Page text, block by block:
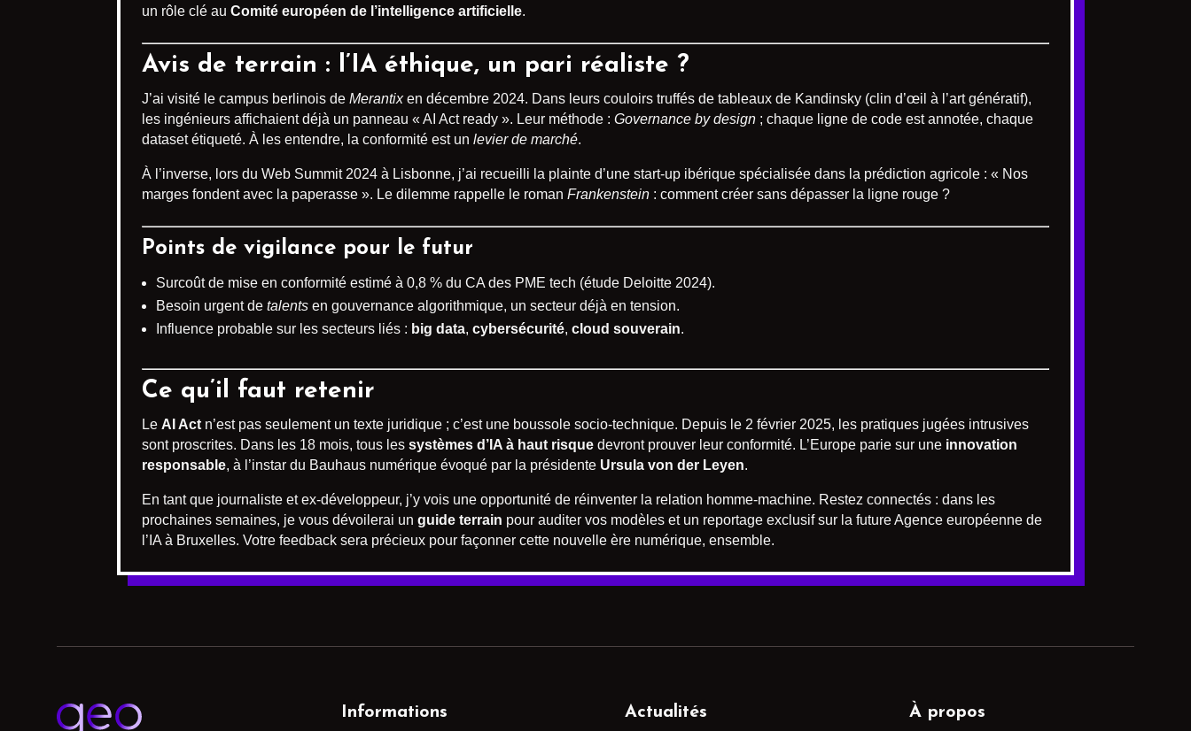
un rôle clé au Comité européen de l’intelligence artificielle.
Avis de terrain : l’IA éthique, un pari réaliste ?
J’ai visité le campus berlinois de Merantixen décembre 2024. Dans leurs couloirs truffés de tableaux de Kandinsky (clin d’œil à l’art génératif),
les ingénieurs affichaient déjà un panneau « AI Act ready ». Leur méthode : Governance by design ; chaque ligne de code est annotée, chaque
dataset étiqueté. À les entendre, la conformité est un levier de marché.
À l’inverse, lors du Web Summit 2024 à Lisbonne, j’ai recueilli la plainte d’une start-up ibérique spécialisée dans la prédiction agricole : « Nos
marges fondent avec la paperasse ». Le dilemme rappelle le roman Frankenstein : comment créer sans dépasser la ligne rouge ?
Points de vigilance pour le futur
Surcoût de mise en conformité estimé à 0,8 % du CA des PME tech (étude Deloitte 2024).
Besoin urgent de talents en gouvernance algorithmique, un secteur déjà en tension.
Influence probable sur les secteurs liés : big data, cybersécurité, cloud souverain.
Ce qu’il faut retenir
Le AI Act n’est pas seulement un texte juridique ; c’est une boussole socio-technique. Depuis le 2 février 2025, les pratiques jugées intrusives
sont proscrites. Dans les 18 mois, tous les systèmes d’IA à haut risque devront prouver leur conformité. L’Europe parie sur une innovation
responsable, à l’instar du Bauhaus numérique évoqué par la présidente Ursula von der Leyen.
En tant que journaliste et ex-développeur, j’y vois une opportunité de réinventer la relation homme-machine. Restez connectés : dans les
prochaines semaines, je vous dévoilerai un guide terrain pour auditer vos modèles et un reportage exclusif sur la future Agence européenne de
l’IA à Bruxelles. Votre feedback sera précieux pour façonner cette nouvelle ère numérique, ensemble.
Informations Actualités À propos